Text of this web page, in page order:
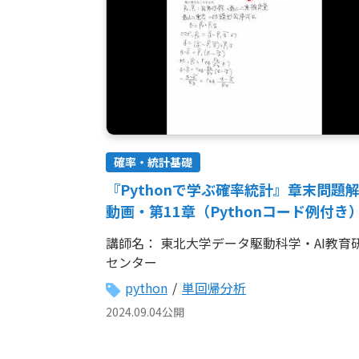
確率・統計基礎
『Pythonで学ぶ確率統計』章末問題
動画・第11章（Pythonコード例付き）
講師名： 東北大学データ駆動科学・AI教育
センター
python / 単回帰分析
2024.09.04公開